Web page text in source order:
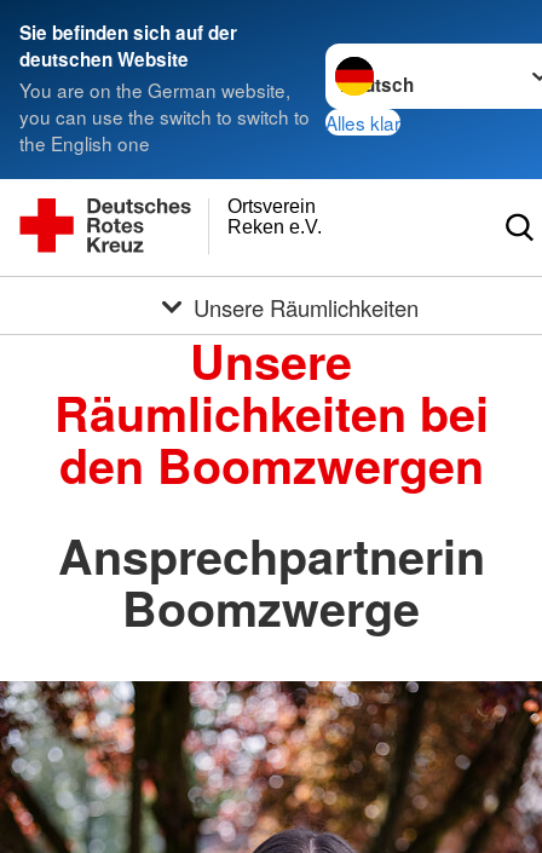
Sie befinden sich auf der
deutschen Website
You are on the German website,
you can use the switch to switch to
the English one
Sprache wechseln zu
Alles klar
Reken e.V.
Ortsverein
Unsere Räumlichkeiten
Unsere
Räumlichkeiten bei
den Boomzwergen
Ansprechpartnerin
Boomzwerge